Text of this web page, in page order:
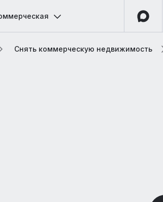
Снять коммерческую недвижимость